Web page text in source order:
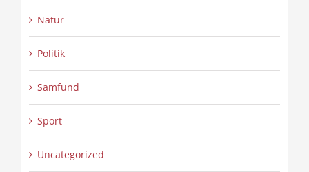
Natur
Politik
Samfund
Sport
Uncategorized